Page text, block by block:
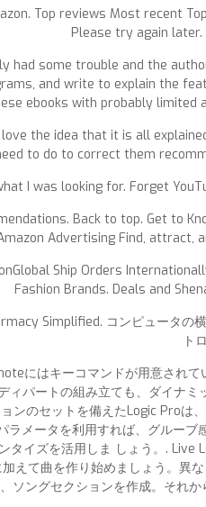
Top reviews Most recent
Please try again later.
had some trouble and the
and write to explain the
ebooks with probably limited
the idea that it is all
to do to correct them
I was looking for. Forget
Back to top. Get to
Advertising Find, attract,
Ship Orders
Fashion Brands. Deals and
Simplified. コンピュータの
ト
にはキーコマンドが用意され
ィパートの組み立ても、ダイナ
ンのセットを備えたLogic Pro
メータを利用すれば、グルー
タイズを活用しま しょう。.
えて曲を作り始めましょう。異
ソングセクションを作成。それ